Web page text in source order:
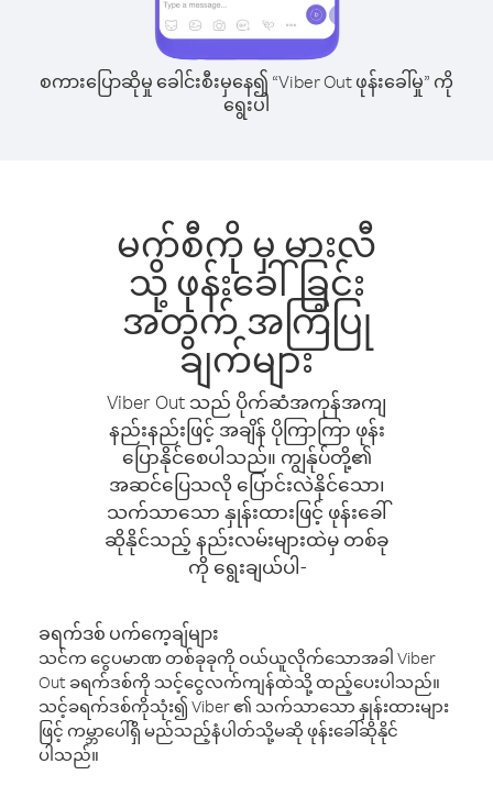
စကားပြောဆိုမှု ခေါင်းစီးမှနေ၍ “Viber Out ဖုန်းခေါ်မှု” ကို
ရွေးပါ
မက်စီကို မှ မားလီ
သို့ ဖုန်းခေါ်ခြင်း
အတွက် အကြံပြု
ချက်များ
Viber Out သည် ပိုက်ဆံအကုန်အကျ
နည်းနည်းဖြင့် အချိန် ပိုကြာကြာ ဖုန်း
ပြောနိုင်စေပါသည်။ ကျွန်ုပ်တို့၏
အဆင်ပြေသလို ပြောင်းလဲနိုင်သော၊
သက်သာသော နှုန်းထားဖြင့် ဖုန်းခေါ်
ဆိုနိုင်သည့် နည်းလမ်းများထဲမှ တစ်ခု
ကို ရွေးချယ်ပါ-
ခရက်ဒစ် ပက်ကေ့ချ်များ
သင်က ငွေပမာဏ တစ်ခုခုကို ဝယ်ယူလိုက်သောအခါ Viber
Out ခရက်ဒစ်ကို သင့်ငွေလက်ကျန်ထဲသို့ ထည့်ပေးပါသည်။
သင့်ခရက်ဒစ်ကိုသုံး၍ Viber ၏ သက်သာသော နှုန်းထားများ
ဖြင့် ကမ္ဘာပေါ်ရှိ မည်သည့်နံပါတ်သို့မဆို ဖုန်းခေါ်ဆိုနိုင်
ပါသည်။